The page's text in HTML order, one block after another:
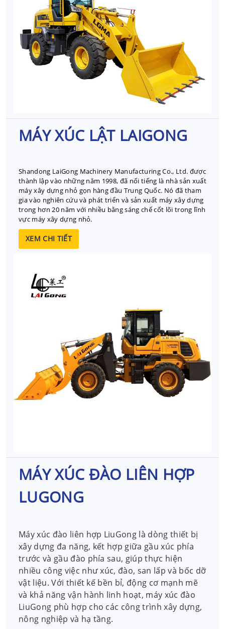
MÁY XÚC LẬT LAIGONG
Shandong LaiGong Machinery Manufacturing Co., Ltd. được
thành lập vào những năm 1998, đã nổi tiếng là nhà sản xuất
máy xây dựng nhỏ gọn hàng đầu Trung Quốc. Nó đã tham
gia vào nghiên cứu và phát triển và sản xuất máy xây dựng
trong hơn 20 năm với nhiều bằng sáng chế cốt lõi trong lĩnh
vực máy xây dựng nhỏ.
XEM CHI TIẾT
MÁY XÚC ĐÀO LIÊN HỢP
LUGONG
Máy xúc đào liên hợp LiuGong là dòng thiết bị
xây dựng đa năng, kết hợp giữa gầu xúc phía
trước và gầu đào phía sau, giúp thực hiện
nhiều công việc như xúc, đào, san lấp và bốc dỡ
vật liệu. Với thiết kế bền bỉ, động cơ mạnh mẽ
và khả năng vận hành linh hoạt, máy xúc đào
LiuGong phù hợp cho các công trình xây dựng,
nông nghiệp và hạ tầng.